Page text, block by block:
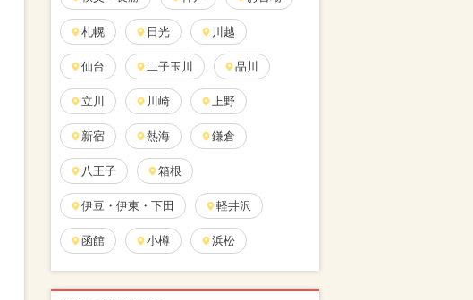
札幌 日光 川越
仙台 二子玉川 品川
立川 川崎 上野
新宿 熱海 鎌倉
八王子 箱根
伊豆・伊東・下田 軽井沢
函館 小樽 浜松